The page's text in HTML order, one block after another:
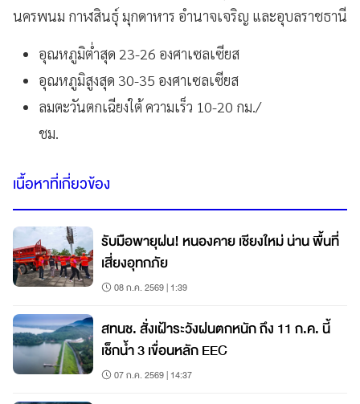
นครพนม กาฬสินธุ์ มุกดาหาร อำนาจเจริญ และอุบลราชธานี
อุณหภูมิต่ำสุด 23-26 องศาเซลเซียส
อุณหภูมิสูงสุด 30-35 องศาเซลเซียส
ลมตะวันตกเฉียงใต้ ความเร็ว 10-20 กม./
ชม.
เนื้อหาที่เกี่ยวข้อง
รับมือพายุฝน! หนองคาย เชียงใหม่ น่าน พื้นที่
เสี่ยงอุทกภัย
08 ก.ค. 2569 | 1:39
สทนช. สั่งเฝ้าระวังฝนตกหนัก ถึง 11 ก.ค. นี้
เช็กน้ำ 3 เขื่อนหลัก EEC
07 ก.ค. 2569 | 14:37